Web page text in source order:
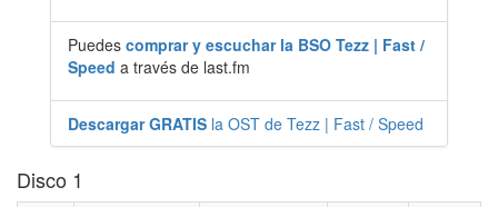
Puedes comprar y escuchar la BSO Tezz | Fast /
Speed a través de last.fm
Descargar GRATIS la OST de Tezz | Fast / Speed
Disco 1